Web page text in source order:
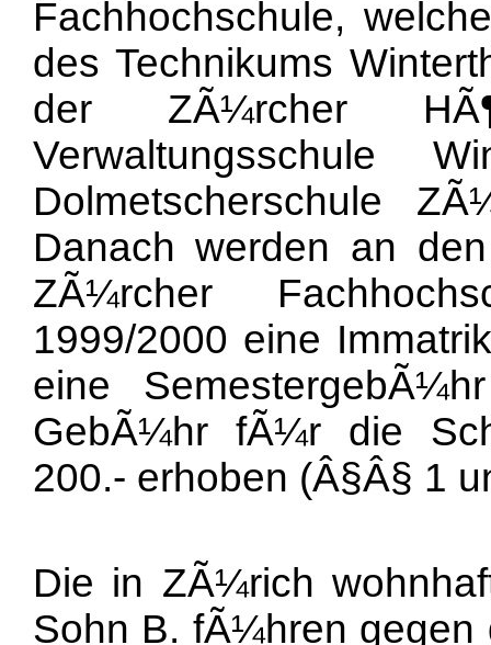
Fachhochschule,
des Technikums
der ZÃ¼rcher
Verwaltungsschule
Dolmetscherschule
Danach werden an
ZÃ¼rcher
1999/2000 eine
eine
GebÃ¼hr fÃ¼r die
200.- erhoben (Â§Â§ 1
Die in ZÃ¼rich
Sohn B. fÃ¼hren gegen